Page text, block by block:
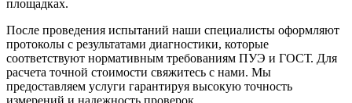
площадках.
После проведения испытаний наши специалисты оформляют
протоколы с результатами диагностики, которые
соответствуют нормативным требованиям ПУЭ и ГОСТ. Для
расчета точной стоимости свяжитесь с нами. Мы
предоставляем услуги гарантируя высокую точность
измерений и надежность проверок.